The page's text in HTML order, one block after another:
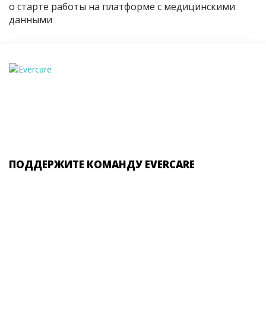
о старте работы на платформе с медицинскими
данными
ПОДДЕРЖИТЕ КОМАНДУ EVERCARE